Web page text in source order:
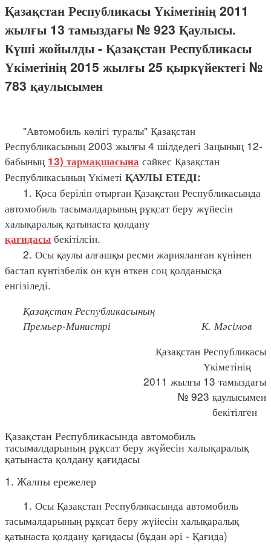
Қазақстан Республикасы Үкіметінің 2011
жылғы 13 тамыздағы № 923 Қаулысы.
Күші жойылды - Қазақстан Республикасы
Үкіметінің 2015 жылғы 25 қыркүйектегі №
783 қаулысымен
"Автомобиль көлігі туралы" Қазақстан
Республикасының 2003 жылғы 4 шілдедегі Заңының 12-
бабының 13) тармақшасына сәйкес Қазақстан
Республикасының Үкіметі ҚАУЛЫ ЕТЕДІ:
1. Қоса беріліп отырған Қазақстан Республикасында
автомобиль тасымалдарының рұқсат беру жүйесін
халықаралық қатынаста қолдану
қағидасы бекітілсін.
2. Осы қаулы алғашқы ресми жарияланған күнінен
бастап күнтізбелік он күн өткен соң қолданысқа
енгізіледі.
Қазақстан Республикасының
Премьер-Министрі К. Мәсімов
Қазақстан Республикасы
Үкіметінің
2011 жылғы 13 тамыздағы
№ 923 қаулысымен
бекітілген
Қазақстан Республикасында автомобиль
тасымалдарының рұқсат беру жүйесін халықаралық
қатынаста қолдану қағидасы
1. Жалпы ережелер
1. Осы Қазақстан Республикасында автомобиль
тасымалдарының рұқсат беру жүйесін халықаралық
қатынаста қолдану қағидасы (бұдан әрі - Қағида)